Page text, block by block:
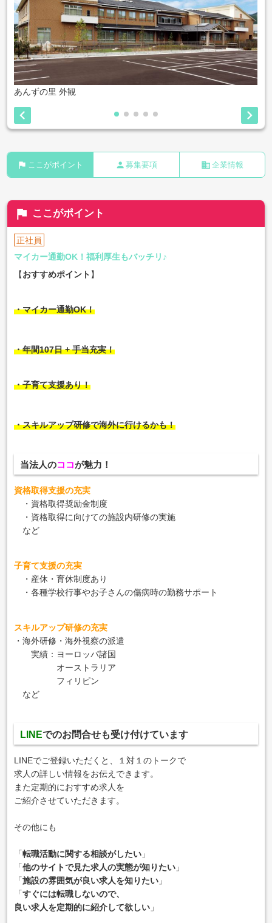
あんずの里 外観
 
flag ここがポイント person 募集要項 business 企業情報
flag ここがポイント
正社員
マイカー通勤OK！福利厚生もバッチリ♪
【おすすめポイント 】
・マイカー通勤OK！
・年間107日 + 手当充実！
・子育て支援あり！
・スキルアップ研修で海外に行けるかも！
当法人のココが魅力！
資格取得支援の充実
・資格取得奨励金制度
・資格取得に向けての施設内研修の実施
など
子育て支援の充実
・産休・育休制度あり
・各種学校行事やお子さんの傷病時の勤務サポート
スキルアップ研修の充実
・海外研修・海外視察の派遣
実績：ヨーロッパ諸国
オーストラリア
フィリピン
など
LINEでのお問合せも受け付けています
LINEでご登録いただくと、１対１のトークで
求人の詳しい情報をお伝えできます。
また定期的におすすめ求人を
ご紹介させていただきます。
その他にも
「転職活動に関する相談がしたい 」
「他のサイトで見た求人の実態が知りたい 」
「施設の雰囲気が良い求人を知りたい 」
「すぐには転職しないので、
良い求人を定期的に紹介して欲しい 」